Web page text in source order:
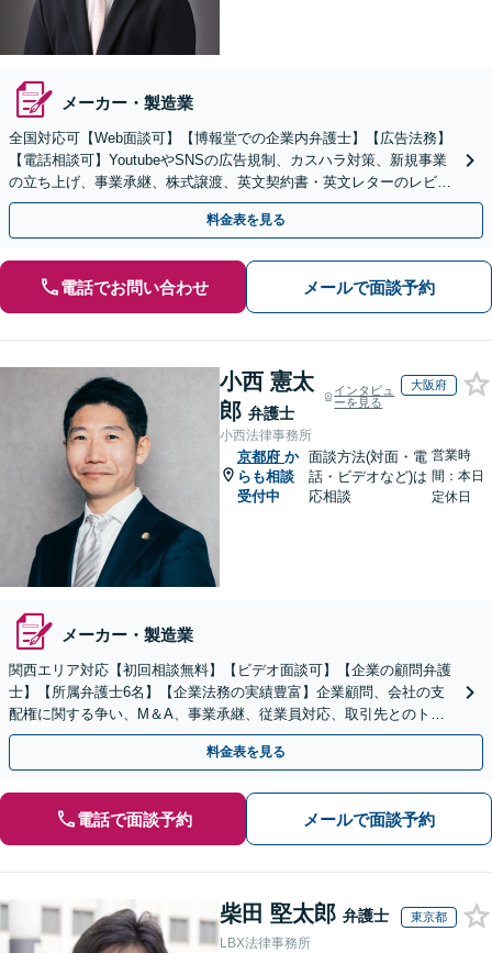
メーカー・製造業
全国対応可【Web面談可】【博報堂での企業内弁護士】【広告法務】
【電話相談可】YoutubeやSNSの広告規制、カスハラ対策、新規事業
の立ち上げ、事業承継、株式譲渡、英文契約書・英文レターのレビュ
ー・ドラフトなどに対応。
料金表を見る
電話でお問い合わせ メールで面談予約
小西 憲太
郎 弁護士
インタビュ
ーを見る
大阪府
小西法律事務所
京都府 か
らも相談
受付中
面談方法(対面・電
話・ビデオなど)は
応相談
営業時
間：本日
定休日
メーカー・製造業
関西エリア対応【初回相談無料】【ビデオ面談可】【企業の顧問弁護
士】【所属弁護士6名】【企業法務の実績豊富】企業顧問、会社の支
配権に関する争い、M＆A、事業承継、従業員対応、取引先とのトラ
ブル、債権回収等につき豊富な対応実績
料金表を見る
電話で面談予約 メールで面談予約
柴田 堅太郎 弁護士 東京都
LBX法律事務所